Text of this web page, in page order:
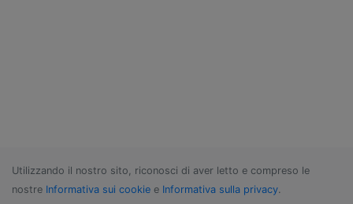
Utilizzando il nostro sito, riconosci di aver letto e compreso le
nostre Informativa sui cookie e Informativa sulla privacy.